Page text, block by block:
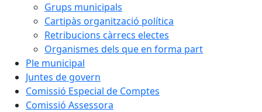
Grups municipals
Cartipàs organització política
Retribucions càrrecs electes
Organismes dels que en forma part
Ple municipal
Juntes de govern
Comissió Especial de Comptes
Comissió Assessora